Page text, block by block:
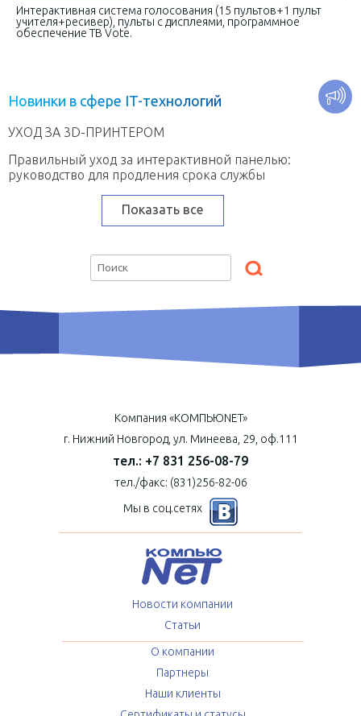
Новинки в сфере IT-технологий
УХОД ЗА 3D-ПРИНТЕРОМ
Правильный уход за интерактивной панелью:
руководство для продления срока службы
Показать все
Интерактивная система голосования (15 пультов+1 пульт
учителя+ресивер), пульты с дисплеями, программное
обеспечение TB Vote.
Компания «КОМПЬЮNET»
г. Нижний Новгород, ул. Минеева, 29, оф.111
тел.: +7 831 256-08-79
тел./факс: (831)256-82-06
Мы в соц.сетях
Новости компании
Статьи
О компании
Партнеры
Наши клиенты